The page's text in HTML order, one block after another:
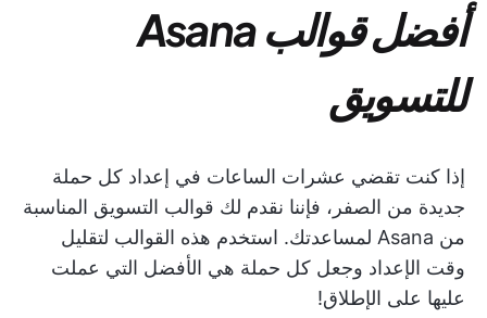
أفضل قوالب Asana
للتسويق
إذا كنت تقضي عشرات الساعات في إعداد كل حملة
جديدة من الصفر، فإننا نقدم لك قوالب التسويق المناسبة
من Asana لمساعدتك. استخدم هذه القوالب لتقليل
وقت الإعداد وجعل كل حملة هي الأفضل التي عملت
عليها على الإطلاق!